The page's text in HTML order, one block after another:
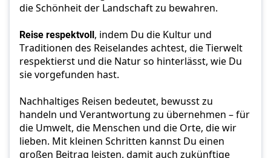
die Schönheit der Landschaft zu bewahren.
Reise respektvoll, indem Du die Kultur und
Traditionen des Reiselandes achtest, die Tierwelt
respektierst und die Natur so hinterlässt, wie Du
sie vorgefunden hast.
Nachhaltiges Reisen bedeutet, bewusst zu
handeln und Verantwortung zu übernehmen – für
die Umwelt, die Menschen und die Orte, die wir
lieben. Mit kleinen Schritten kannst Du einen
großen Beitrag leisten, damit auch zukünftige